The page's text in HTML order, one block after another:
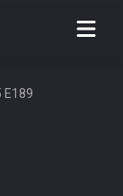
E189